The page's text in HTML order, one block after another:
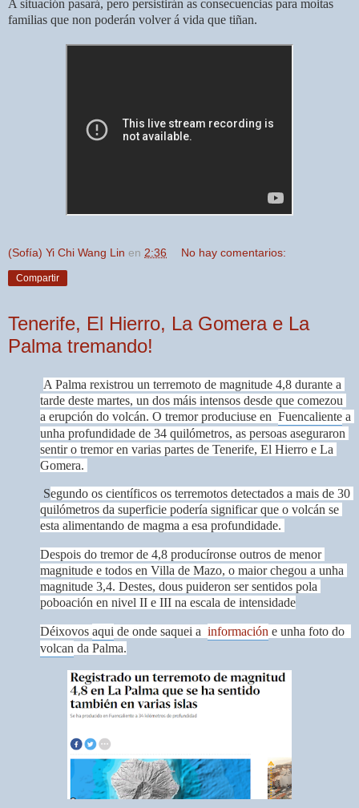
A situación pasará, pero persistirán as consecuencias para moitas
familias que non poderán volver á vida que tiñan.
(Sofía) Yi Chi Wang Lin en 2:36 No hay comentarios:
Compartir
Tenerife, El Hierro, La Gomera e La
Palma tremando!
A Palma rexistrou un terremoto de magnitude 4,8 durante a
a erupción do volcán. O tremor produciuse en Fuencaliente a
unha profundidade de 34 quilómetros, as persoas aseguraron
sentir o tremor en varias partes de Tenerife, El Hierro e La
Gomera.
Segundo os científicos os terremotos detectados a mais de 30
quilómetros da superficie podería significar que o volcán se
esta alimentando de magma a esa profundidade.
Despois do tremor de 4,8 producíronse outros de menor
magnitude e todos en Villa de Mazo, o maior chegou a unha
magnitude 3,4. Destes, dous puideron ser sentidos pola
poboación en nivel II e III na escala de intensidade
Déixovos aqui de onde saquei a información e unha foto do
volcan da Palma.